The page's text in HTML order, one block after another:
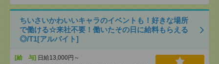
ちいさいかわいいキャラのイベントも！好きな場所
で働ける☆来社不要！働いたその日に給料もらえる
◎/T1[アルバイト]
[給 与] 日給13,000円～